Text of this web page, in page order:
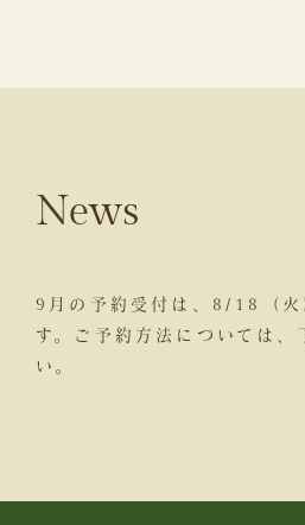
News
9月の予約受付は、8/18（火
す。
ご予約方法については、
い。